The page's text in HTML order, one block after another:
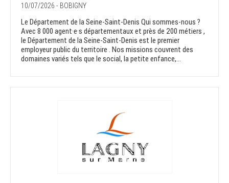
10/07/2026 - BOBIGNY
Le Département de la Seine-Saint-Denis Qui sommes-nous ?
Avec 8 000 agent·e·s départementaux et près de 200 métiers ,
le Département de la Seine-Saint-Denis est le premier
employeur public du territoire . Nos missions couvrent des
domaines variés tels que le social, la petite enfance,...